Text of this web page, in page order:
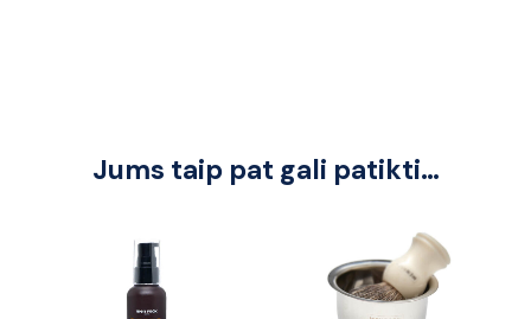
Jums taip pat gali patikti…